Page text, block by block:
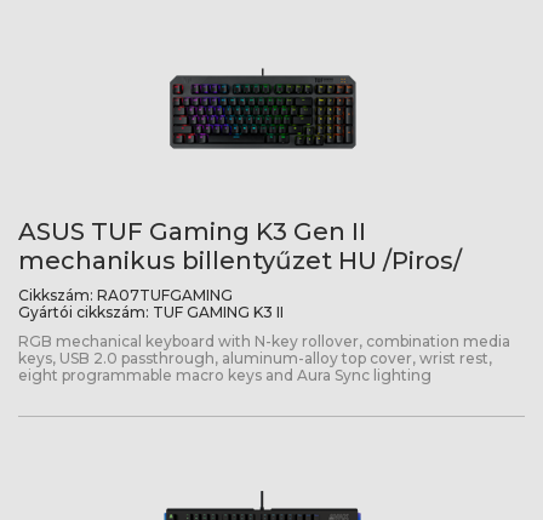
ASUS TUF Gaming K3 Gen II
mechanikus billentyűzet HU /Piros/
Cikkszám: RA07TUFGAMING
Gyártói cikkszám: TUF GAMING K3 II
RGB mechanical keyboard with N-key rollover, combination media
keys, USB 2.0 passthrough, aluminum-alloy top cover, wrist rest,
eight programmable macro keys and Aura Sync lighting